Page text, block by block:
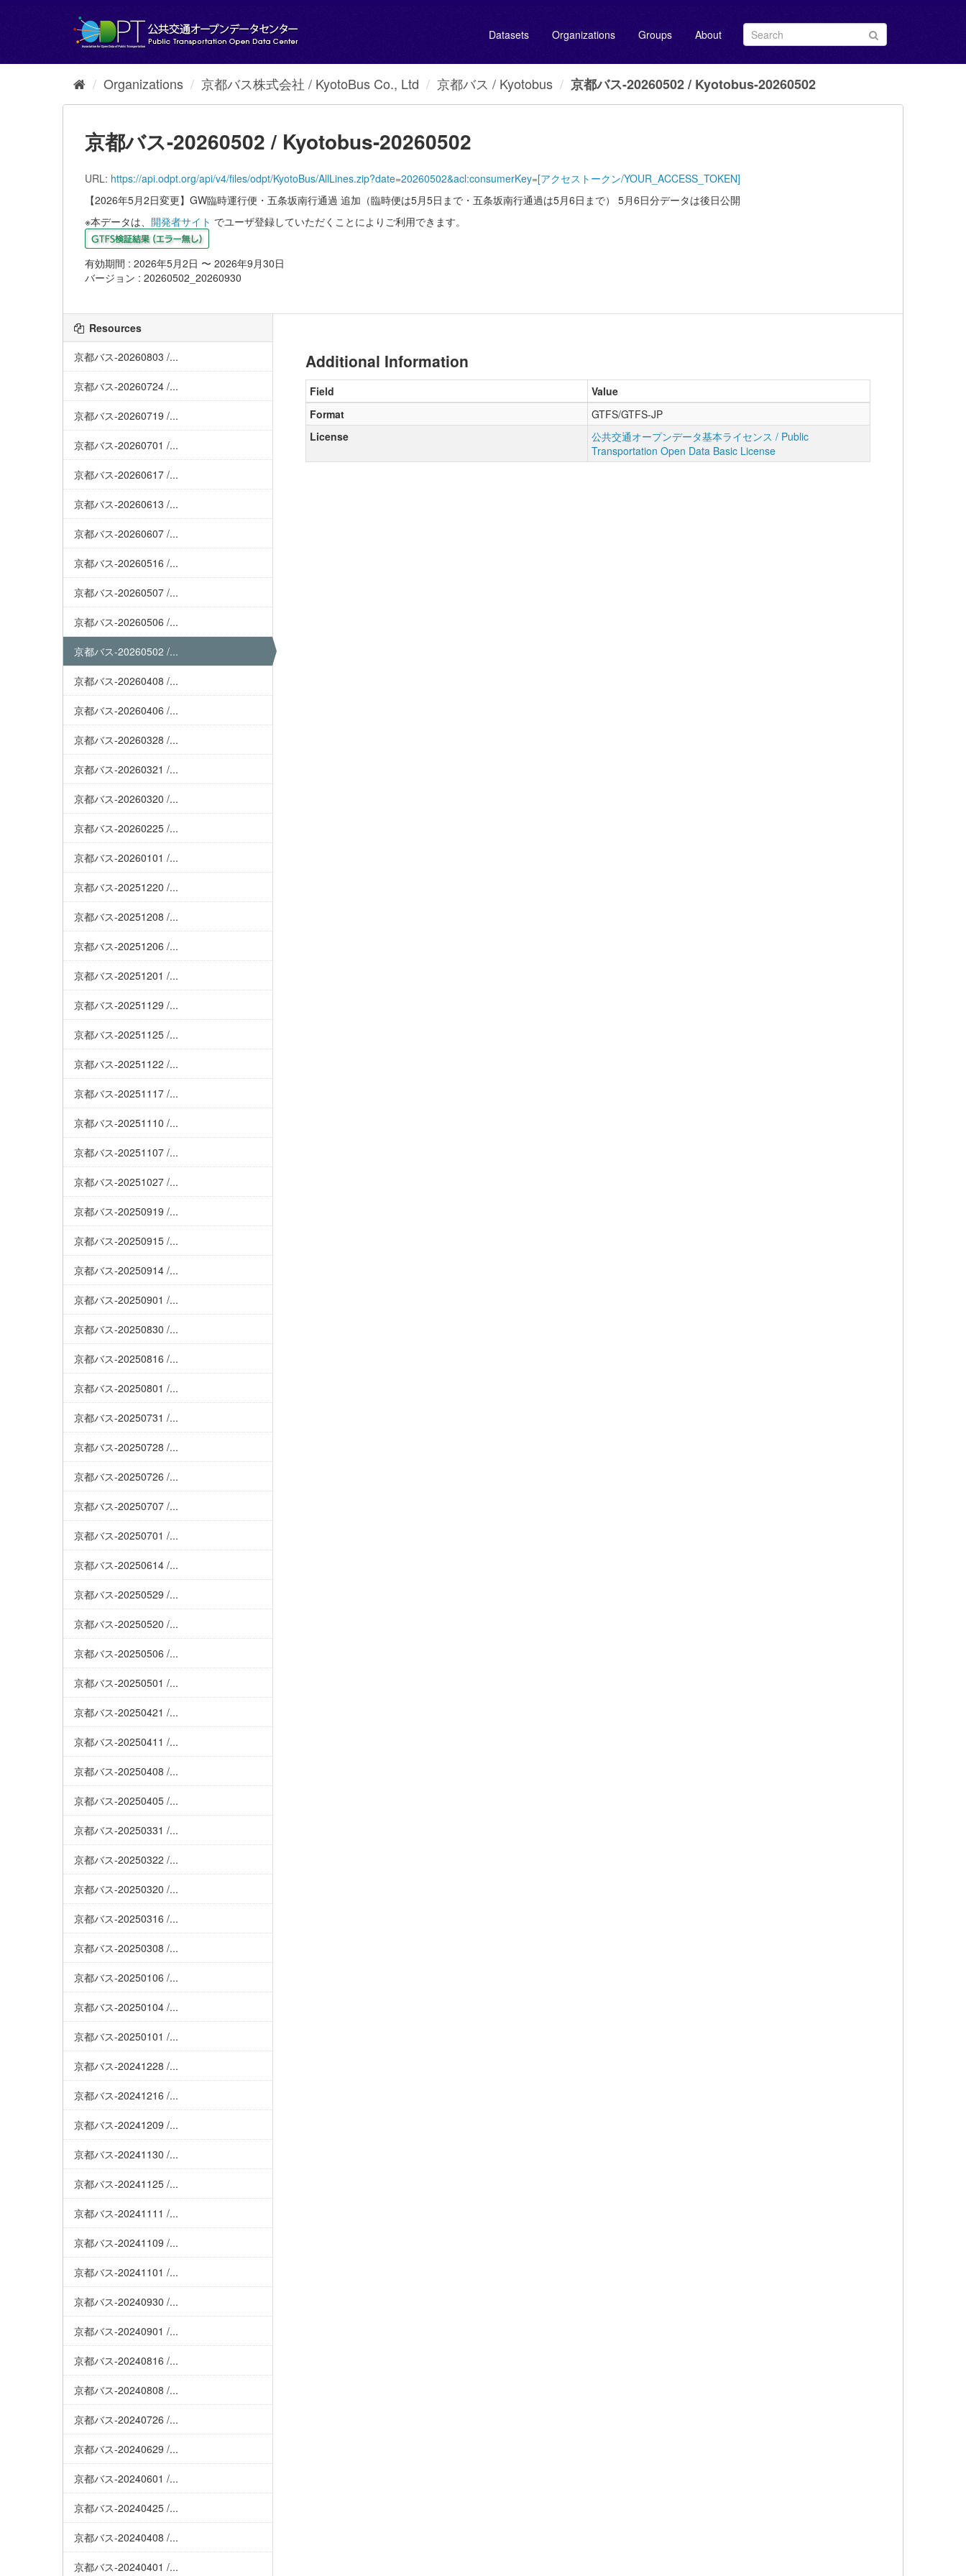
Datasets Organizations Groups About
Organizations 京都バス株式会社 / KyotoBus Co., Ltd 京都バス / Kyotobus 京都バス-20260502 / Kyotobus-20260502
京都バス-20260502 / Kyotobus-20260502
URL: https://api.odpt.org/api/v4/files/odpt/KyotoBus/AllLines.zip?date=20260502&acl:consumerKey=[アクセストークン/YOUR_ACCESS_TOKEN]
【2026年5月2日変更】GW臨時運行便・五条坂南行通過 追加（臨時便は5月5日まで・五条坂南行通過は5月6日まで） 5月6日分データは後日公開
※本データは、 開発者サイト でユーザ登録していただくことによりご利用できます。
有効期間 : 2026年5月2日 〜 2026年9月30日
バージョン : 20260502_20260930
Resources
京都バス-20260803 /...
京都バス-20260724 /...
京都バス-20260719 /...
京都バス-20260701 /...
京都バス-20260617 /...
京都バス-20260613 /...
京都バス-20260607 /...
京都バス-20260516 /...
京都バス-20260507 /...
京都バス-20260506 /...
京都バス-20260502 /...
京都バス-20260408 /...
京都バス-20260406 /...
京都バス-20260328 /...
京都バス-20260321 /...
京都バス-20260320 /...
京都バス-20260225 /...
京都バス-20260101 /...
京都バス-20251220 /...
京都バス-20251208 /...
京都バス-20251206 /...
京都バス-20251201 /...
京都バス-20251129 /...
京都バス-20251125 /...
京都バス-20251122 /...
京都バス-20251117 /...
京都バス-20251110 /...
京都バス-20251107 /...
京都バス-20251027 /...
京都バス-20250919 /...
京都バス-20250915 /...
京都バス-20250914 /...
京都バス-20250901 /...
京都バス-20250830 /...
京都バス-20250816 /...
京都バス-20250801 /...
京都バス-20250731 /...
京都バス-20250728 /...
京都バス-20250726 /...
京都バス-20250707 /...
京都バス-20250701 /...
京都バス-20250614 /...
京都バス-20250529 /...
京都バス-20250520 /...
京都バス-20250506 /...
京都バス-20250501 /...
京都バス-20250421 /...
京都バス-20250411 /...
京都バス-20250408 /...
京都バス-20250405 /...
京都バス-20250331 /...
京都バス-20250322 /...
京都バス-20250320 /...
京都バス-20250316 /...
京都バス-20250308 /...
京都バス-20250106 /...
京都バス-20250104 /...
京都バス-20250101 /...
京都バス-20241228 /...
京都バス-20241216 /...
京都バス-20241209 /...
京都バス-20241130 /...
京都バス-20241125 /...
京都バス-20241111 /...
京都バス-20241109 /...
京都バス-20241101 /...
京都バス-20240930 /...
京都バス-20240901 /...
京都バス-20240816 /...
京都バス-20240808 /...
京都バス-20240726 /...
京都バス-20240629 /...
京都バス-20240601 /...
京都バス-20240425 /...
京都バス-20240408 /...
京都バス-20240401 /...
Additional Information
Field
Value
Format
GTFS/GTFS-JP
License
公共交通オープンデータ基本ライセンス / Public
Transportation Open Data Basic License